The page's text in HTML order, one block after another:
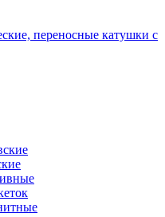
переносные катушки с